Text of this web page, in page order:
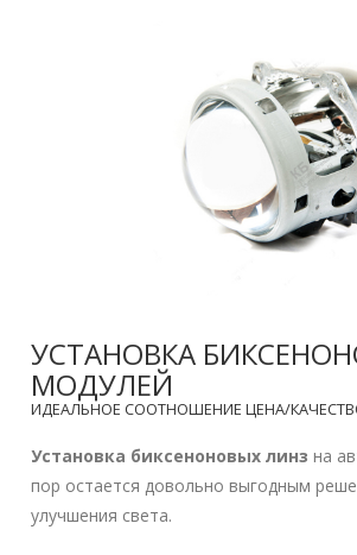
УСТАНОВКА
МОДУЛЕЙ
ИДЕАЛЬНОЕ СООТНОШЕНИЕ ЦЕНА/
Установка биксеноновых линз на
пор остается довольно выгодным
улучшения света.